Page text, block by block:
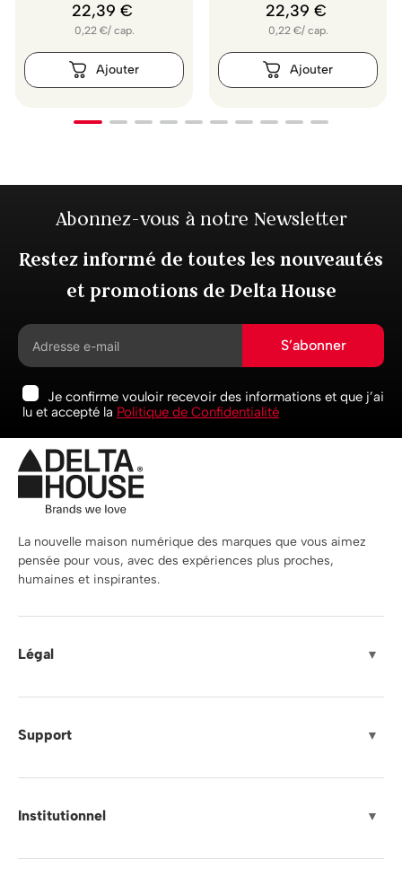
22,39 €
0,22 €/ cap.
22,39 €
0,22 €/ cap.
Abonnez-vous à notre Newsletter
Restez informé de toutes les nouveautés
et promotions de Delta House
S’abonner
Je confirme vouloir recevoir des informations et que j’ai
lu et accepté la Politique de Confidentialité
La nouvelle maison numérique des marques que vous aimez
pensée pour vous, avec des expériences plus proches,
humaines et inspirantes.
Légal ▼
Support ▼
Institutionnel ▼